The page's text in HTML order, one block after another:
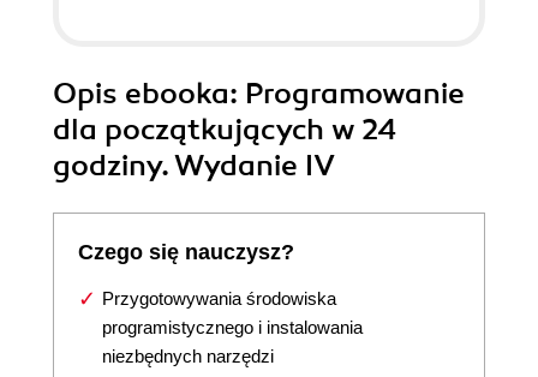
Opis ebooka: Programowanie
dla początkujących w 24
godziny. Wydanie IV
Czego się nauczysz?
Przygotowywania środowiska
programistycznego i instalowania
niezbędnych narzędzi